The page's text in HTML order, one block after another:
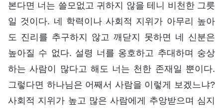
본다면 너는 쓸모없고 귀하지 않을 테니 비천한 그릇
일 것이다. 네 학력이나 사회적 지위가 아무리 높아
도 진리를 추구하지 않고 깨닫지 못하면 네 신분은
높아질 수 없다. 설령 너를 옹호하고 추대하며 숭상
하는 사람이 많다고 해도 너는 천한 존재일 뿐이다.
그렇다면 하나님은 어째서 사람을 이렇게 보겠느냐?
사회적 지위가 높고 많은 사람에게 추앙받으며 심지